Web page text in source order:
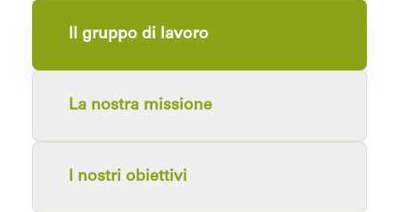
Il gruppo di lavoro
La nostra missione
I nostri obiettivi